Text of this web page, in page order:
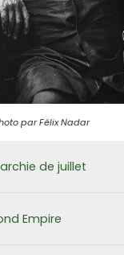
par Félix Nadar
de juillet
Empire